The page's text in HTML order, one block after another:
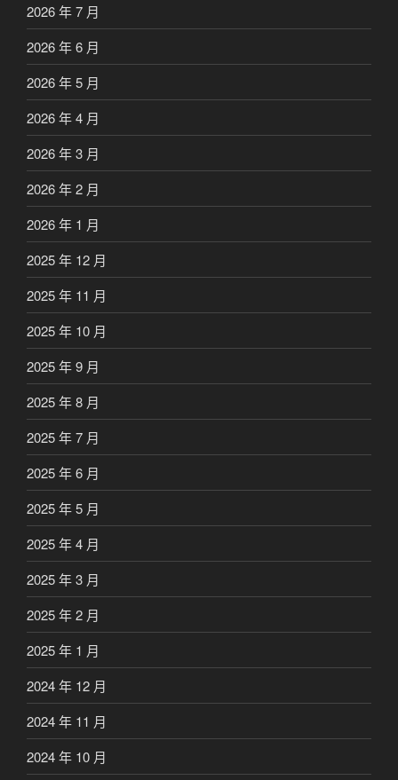
2026 年 7 月
2026 年 6 月
2026 年 5 月
2026 年 4 月
2026 年 3 月
2026 年 2 月
2026 年 1 月
2025 年 12 月
2025 年 11 月
2025 年 10 月
2025 年 9 月
2025 年 8 月
2025 年 7 月
2025 年 6 月
2025 年 5 月
2025 年 4 月
2025 年 3 月
2025 年 2 月
2025 年 1 月
2024 年 12 月
2024 年 11 月
2024 年 10 月